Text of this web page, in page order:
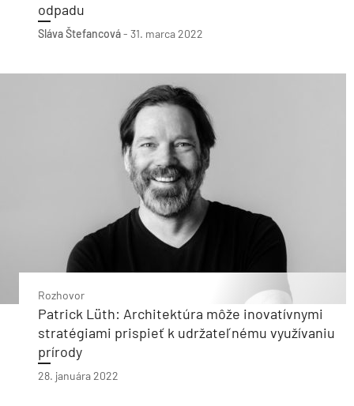
odpadu
Sláva Štefancová- 31. marca 2022
Rozhovor
Patrick Lüth: Architektúra môže inovatívnymi
stratégiami prispieť k udržateľnému využívaniu
prírody
28. januára 2022